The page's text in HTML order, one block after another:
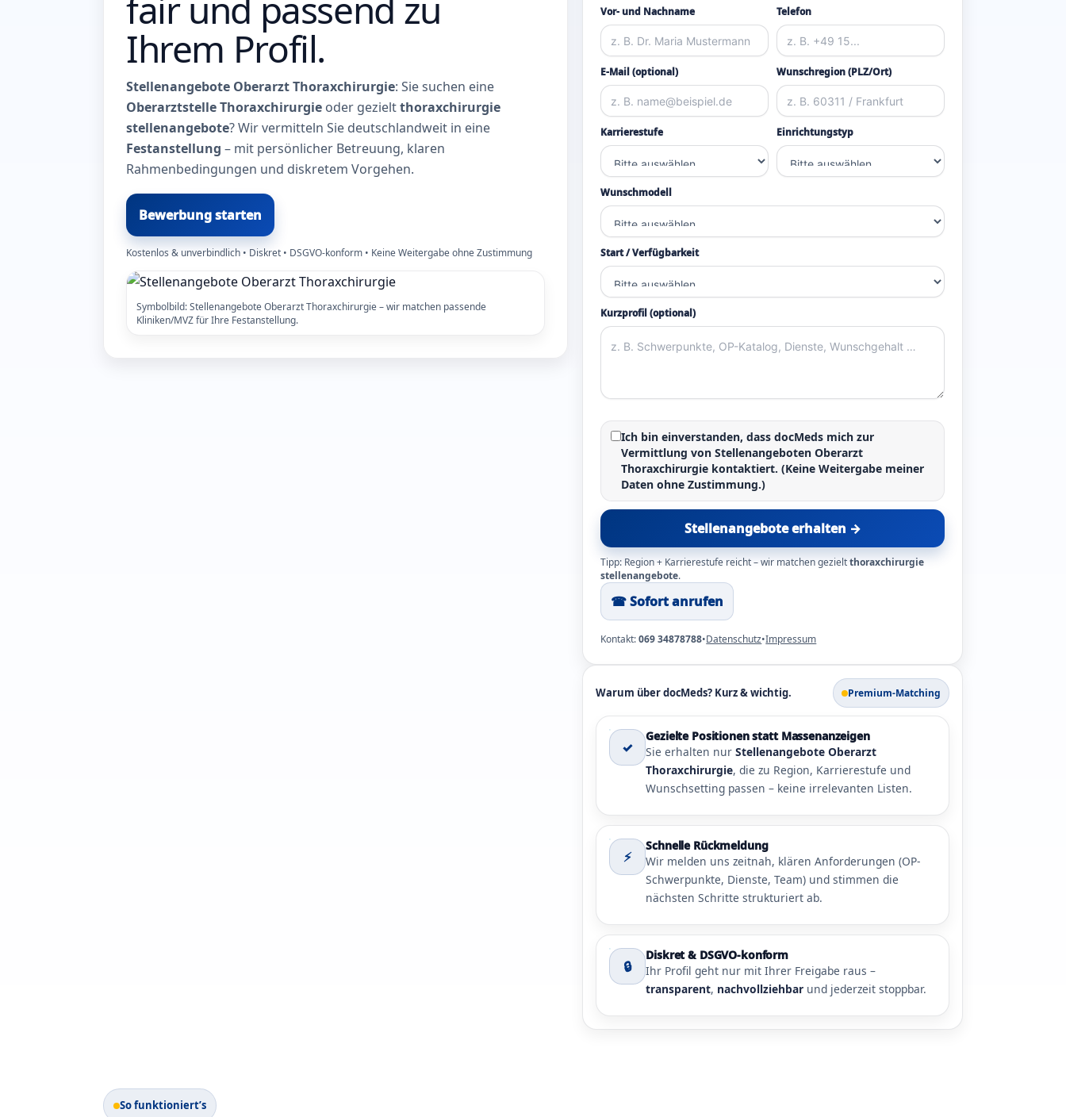
Ihrem Profil.
Stellenangebote Oberarzt Thoraxchirurgie: Sie suchen eine
Oberarztstelle Thoraxchirurgie oder gezieltthoraxchirurgie
stellenangebote? Wir vermitteln Sie deutschlandweit in eine
Festanstellung – mit persönlicher Betreuung, klaren
Rahmenbedingungen und diskretem Vorgehen.
Bewerbung starten
Kostenlos & unverbindlich • Diskret • DSGVO-konform • Keine Weitergabe ohne Zustimmung
Symbolbild: Stellenangebote Oberarzt Thoraxchirurgie – wir matchen passende
Kliniken/MVZ für Ihre Festanstellung.
Vor- und Nachname Telefon
E-Mail (optional) Wunschregion (PLZ/Ort)
Karrierestufe Einrichtungstyp
Wunschmodell
Start / Verfügbarkeit
Kurzprofil (optional)
Ich bin einverstanden, dass docMeds mich zur
Vermittlung vonStellenangeboten Oberarzt
Thoraxchirurgie kontaktiert. (Keine Weitergabe meiner
Daten ohne Zustimmung.)
Stellenangebote erhalten →
Tipp: Region + Karrierestufe reicht – wir matchen gezieltthoraxchirurgie
stellenangebote.
☎︎ Sofort anrufen
Kontakt:069 34878788•Datenschutz•Impressum
Warum über docMeds? Kurz & wichtig. Premium-Matching
✓
Gezielte Positionen statt Massenanzeigen
Sie erhalten nurStellenangebote Oberarzt
Thoraxchirurgie, die zu Region, Karrierestufe und
Wunschsetting passen – keine irrelevanten Listen.
⚡
Schnelle Rückmeldung
Wir melden uns zeitnah, klären Anforderungen (OP-
Schwerpunkte, Dienste, Team) und stimmen die
nächsten Schritte strukturiert ab.
🔒
Diskret & DSGVO-konform
Ihr Profil geht nur mit Ihrer Freigabe raus –
transparent, nachvollziehbar und jederzeit stoppbar.
So funktioniert’s